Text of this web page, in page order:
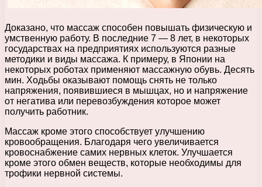
Доказано, что массаж способен повышать физическую и
умственную работу. В последние 7 — 8 лет, в некоторых
государствах на предприятиях используются разные
методики и виды массажа. К примеру, в Японии на
некоторых роботах применяют массажную обувь. Десять
мин. Ходьбы оказывают помощь снять не только
напряжения, появившиеся в мышцах, но и напряжение
от негатива или перевозбуждения которое может
получить работник.
Массаж кроме этого способствует улучшению
кровообращения. Благодаря чего увеличивается
кровоснабжение самих нервных клеток. Улучшается
кроме этого обмен веществ, которые необходимы для
трофики нервной системы.